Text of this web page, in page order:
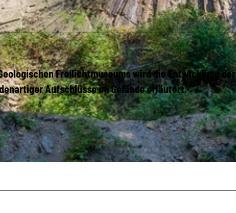
Freilichtmuseums wird die Entwicklung der
Aufschlüsse im Gelände erläutert.